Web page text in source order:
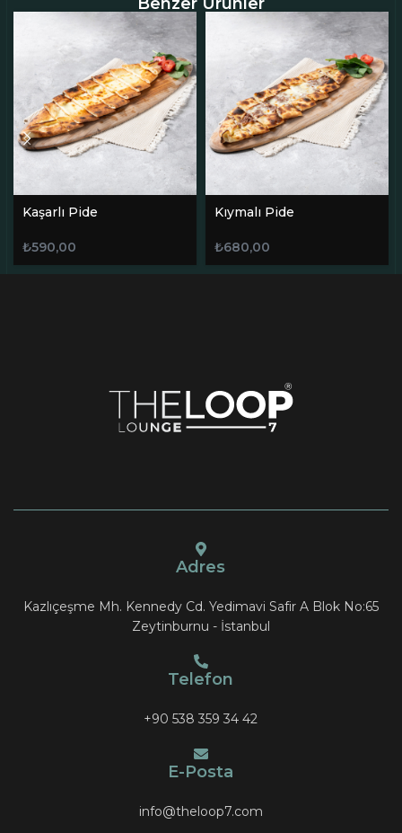
Kaşarlı Pide
₺590,00
Kıymalı Pide
₺680,00
Adres
Kazlıçeşme Mh. Kennedy Cd. Yedimavi Safir A Blok No:65
Zeytinburnu - İstanbul
Telefon
+90 538 359 34 42
E-Posta
info@theloop7.com